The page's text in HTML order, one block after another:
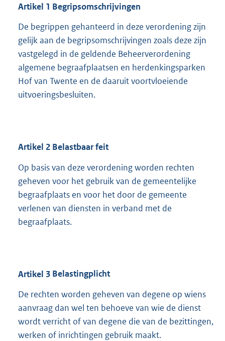
Artikel 1 Begripsomschrijvingen
De begrippen gehanteerd in deze verordening zijn
gelijk aan de begripsomschrijvingen zoals deze zijn
vastgelegd in de geldende Beheerverordening
algemene begraafplaatsen en herdenkingsparken
Hof van Twente en de daaruit voortvloeiende
uitvoeringsbesluiten.
Artikel 2 Belastbaar feit
Op basis van deze verordening worden rechten
geheven voor het gebruik van de gemeentelijke
begraafplaats en voor het door de gemeente
verlenen van diensten in verband met de
begraafplaats.
Artikel 3 Belastingplicht
De rechten worden geheven van degene op wiens
aanvraag dan wel ten behoeve van wie de dienst
wordt verricht of van degene die van de bezittingen,
werken of inrichtingen gebruik maakt.